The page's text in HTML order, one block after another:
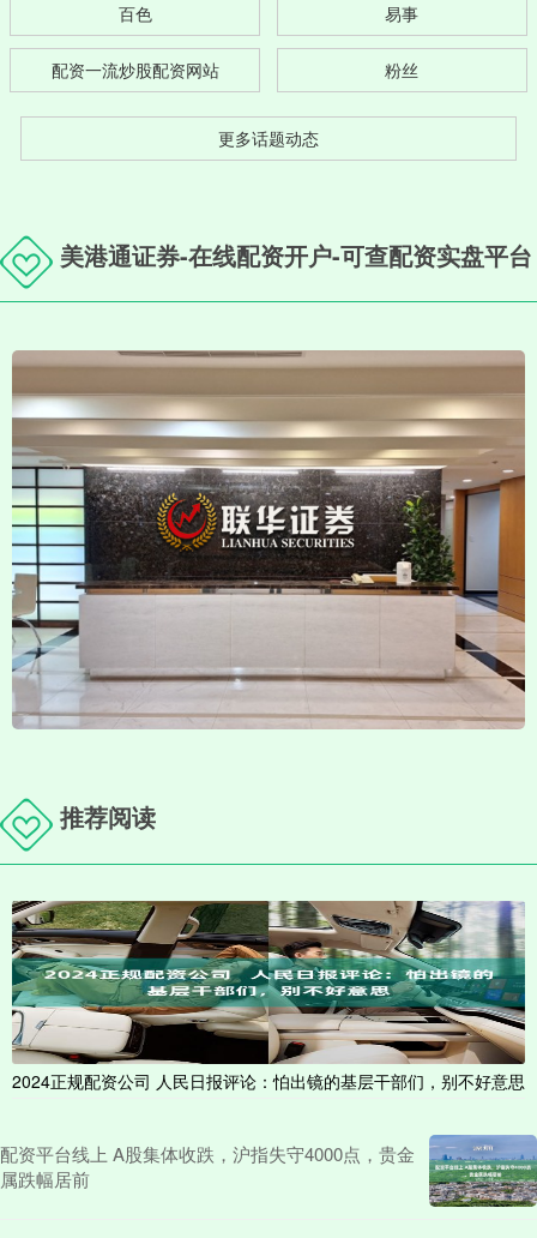
百色 易事
配资一流炒股配资网站 粉丝
更多话题动态
美港通证券-在线配资开户-可查配资实盘平台
推荐阅读
2024正规配资公司 人民日报评论：怕出镜的基层干部们，别不好意思
配资平台线上 A股集体收跌，沪指失守4000点，贵金
属跌幅居前